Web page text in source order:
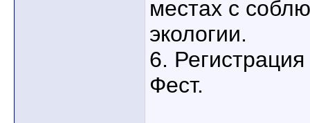
местах с
экологии.
6.
Фест.